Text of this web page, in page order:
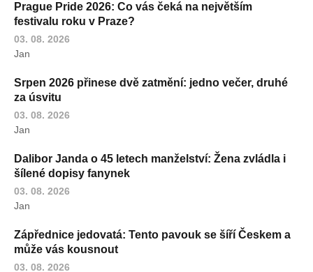
Prague Pride 2026: Co vás čeká na největším
festivalu roku v Praze?
03. 08. 2026
Jan
Srpen 2026 přinese dvě zatmění: jedno večer, druhé
za úsvitu
03. 08. 2026
Jan
Dalibor Janda o 45 letech manželství: Žena zvládla i
šílené dopisy fanynek
03. 08. 2026
Jan
Zápřednice jedovatá: Tento pavouk se šíří Českem a
může vás kousnout
03. 08. 2026